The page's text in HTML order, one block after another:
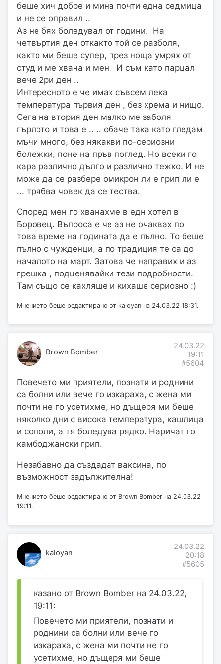
беше хич добре и мина почти една седмица
и не се оправил ..
Аз не бях боледувал от години. На
четвъртия ден откакто той се разболя,
както ми беше супер, през ноща умрях от
студ и ме хвана и мен. И съм като парцал
вече 2ри ден ..
Интересното е че имах съвсем лека
температура първия ден , без хрема и нищо.
Сега на втория ден малко ме заболя
гърлото и това е .. .. обаче така като гледам
мъчи много, без някакви по-сериозни
болежки, поне на пръв поглед. Но всеки го
кара различно дълго и различно тежко. И не
може да се разбере омикрон ли е грип ли е
... трябва човек да се тества.
Според мен го хванахме в едн хотел в
Боровец. Въпроса е че аз не очаквах по
това време на годината да е пълно. То беше
пълно с чужденци, а по традиция те са до
началото на март. Затова че направих и аз
грешка , подценявайки тези подробности.
Там също се кахляше и кихаше сериозно :)
Мнението беше редактирано от kaloyan на 24.03.22 18:31.
Brown Bomber
24.03.22
19:11
#5604
Повечето ми приятели, познати и роднини
са болни или вече го изкараха, с жена ми
почти не го усетихме, но дъщеря ми беше
няколко дни с висока температура, кашлица
и сополи, а тя боледува рядко. Наричат го
камбоджански грип.
Незабавно да създадат ваксина, по
възможност задължителна!
Мнението беше редактирано от Brown Bomber на 24.03.22
19:11.
kaloyan
24.03.22
20:18
#5605
казано от Brown Bomber на 24.03.22,
19:11:
Повечето ми приятели, познати и
роднини са болни или вече го
изкараха, с жена ми почти не го
усетихме, но дъщеря ми беше